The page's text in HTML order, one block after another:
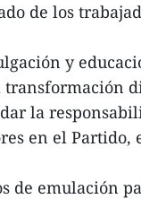
de los
y
transformación
la
en el
de emulación